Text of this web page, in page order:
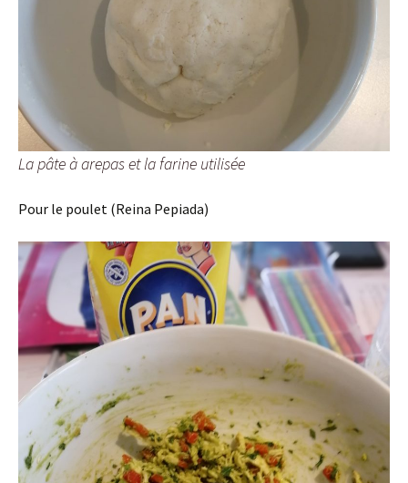
La pâte à arepas et la farine utilisée
Pour le poulet (Reina Pepiada)